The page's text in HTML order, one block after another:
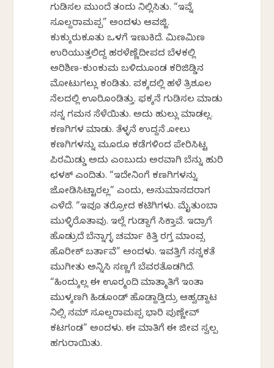
ಗುಡಿಸಲ ಮುಂದೆ ತಂದು ನಿಲ್ಲಿಸಿತು. “ಇವ್ನೆ
ಸೂಲ್ದರಾಮಪ್ಪ” ಅಂದಳು ಆವಜ್ಜಿ.
ಕುಕ್ಕುರುಕೂತು ಒಳಗೆ ಇಣುಕಿದೆ. ಮಿಣಮಿಣ
ಉರಿಯುತ್ತಲಿದ್ದ ಹರಳೆಣ್ಣೆದೀಪದ ಬೆಳಕಲ್ಲಿ
ಅರಿಶಿಣ-ಕುಂಕುಮ ಬಳಿದುಕೊಂಡ ಕರಿಜಿಡ್ಡಿನ
ಮೋಟುಗಲ್ಲು ಕಂಡಿತು. ಪಕ್ಕದಲ್ಲಿ ಹಳೆ ತ್ರಿಶೂಲ
ನೆಲದಲ್ಲಿ ಊರಿಕೊಂಡಿತ್ತು. ಫಕ್ಕನೆ ಗುಡಿಸಲ ಮಾಡು
ನನ್ನ ಗಮನ ಸೆಳೆಯಿತು. ಅದು ಹುಲ್ಲು ಮಾಡಲ್ಲ.
ಕಣಗಿಗಳ ಮಾಡು. ತೆಳ್ಳನೆ ಉದ್ದನೆ ಕೋಲು
ಕಣಗಿಗಳನ್ನು ಮೂರೂ ಕಡೆಗಳಿಂದ ಪೇರಿಸಿಟ್ಟ
ಪಿರಮಿಡ್ಡು ಅದು ಎಂಬುದು ಅರವಾಗಿ ಬೆನ್ನು ಹುರಿ
ಛಳಕ್ ಎಂದಿತು. “ಇದೇನಿಂಗೆ ಕಣಗಿಗಳನ್ನು
ಜೋಡಿಸಿಟ್ಟಾರಲ್ಲ” ಎಂದು, ಅನುಮಾನದರಾಗ
ಎಳೆದೆ. “ಇವೂ ತರ್ರೋದ ಕಟಿಗಿಗಳು. ಮೈತುಂಬಾ
ಮುಳ್ಳಿರೊತಾವು. ಇಲ್ಲೆ ಗುಡ್ದಾಗೆ ಸಿಕ್ತಾವೆ. ಇದ್ರಾಗೆ
ಹೊಡ್ರುದೆ ಬೆನ್ನಾಗ್ಳ ಚರ್ಮಾ ಕಿತ್ತಿ ರಗ್ತ ಮಾಂವ್ಸ
ಹೊರೀಕ್ ಬರ್ತಾವೆ” ಅಂದಳು. ಇವತ್ತಿಗೆ ನನ್ನಕತೆ
ಮುಗೀತು ಅನ್ನಿಸಿ ಸಣ್ಣಗೆ ಬೆವರತೊಡಗಿದೆ.
“ಹಿಂದುಕ್ಕೆಲ್ಲ ಈ ಊರ್‍ಮಂದಿ ಮಾತ್ಮಾತಿಗೆ ಇಂತಾ
ಮುಳ್ಕಣಗಿ ಹಿಡಕೊಂಡ್ ಹೊಡ್ದಾಡ್ತಿದ್ರು ಆಹ್ವಡ್ದಾಟ
ನಿಲ್ಸಿ ನಮ್ ಸೂಲ್ದರಾಮಪ್ಪ ಭಾರಿ ಪುಣ್ಣೇವ್
ಕಟಗಂಡ” ಅಂದಳು. ಈ ಮಾತಿಗೆ ಈ ಜೀವ ಸ್ವಲ್ಪ
ಹಗುರಾಯಿತು.